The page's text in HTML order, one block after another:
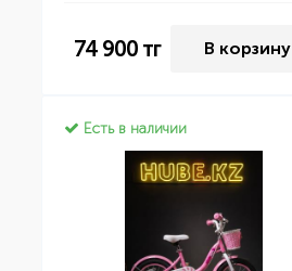
74 900тг В корзину
Есть в наличии